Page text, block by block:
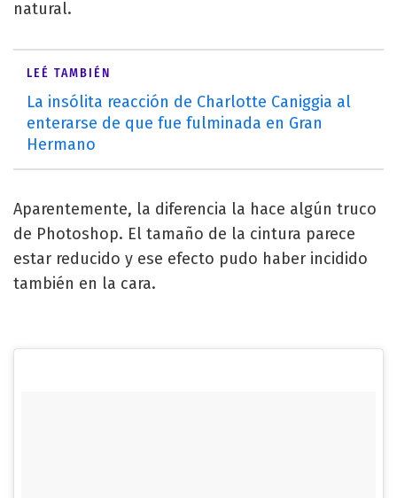
natural.
LEÉ TAMBIÉN
La insólita reacción de Charlotte Caniggia al
enterarse de que fue fulminada en Gran
Hermano
Aparentemente, la diferencia la hace algún truco
de Photoshop. El tamaño de la cintura parece
estar reducido y ese efecto pudo haber incidido
también en la cara.